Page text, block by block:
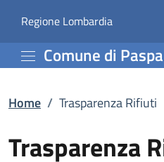
Regione Lombardia(apre in
Comune di
Home / Trasparenza Rifiuti
Trasparenza